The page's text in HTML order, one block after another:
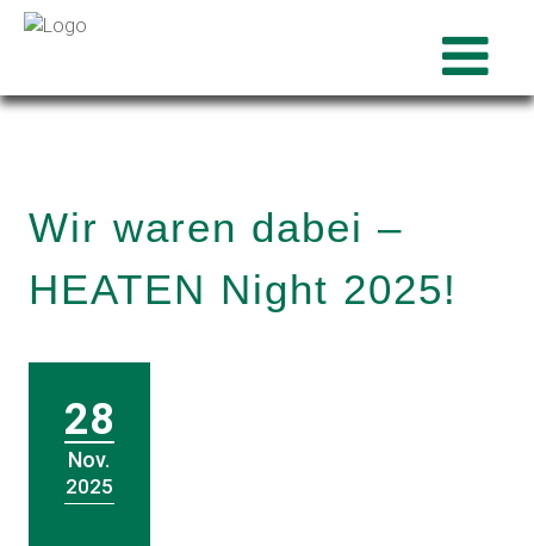
Wir waren dabei –
HEATEN Night 2025!
28
Nov.
2025